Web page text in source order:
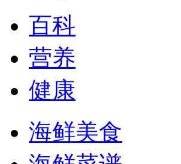
百科
营养
健康
海鲜美食